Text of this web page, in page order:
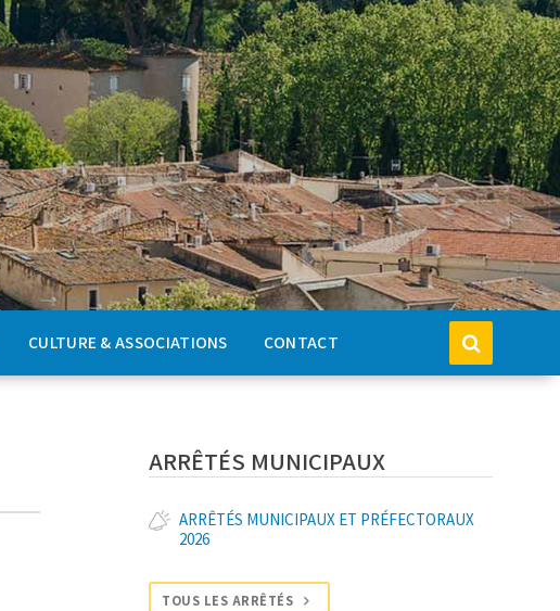
CULTURE & ASSOCIATIONS CONTACT
ARRÊTÉS MUNICIPAUX
ARRÊTÉS MUNICIPAUX ET PRÉFECTORAUX
2026
TOUS LES ARRÊTÉS